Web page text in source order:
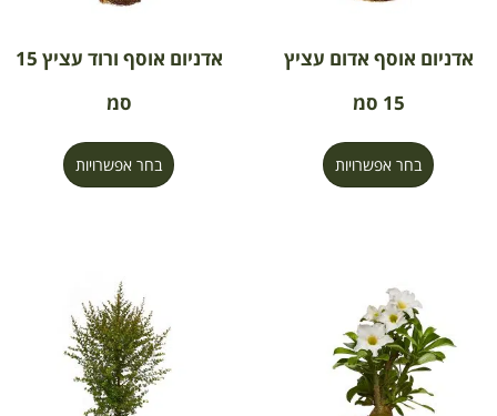
אדניום אוסף אדום עציץ
15 סמ
בחר אפשרויות
אדניום אוסף ורוד עציץ 15
סמ
בחר אפשרויות